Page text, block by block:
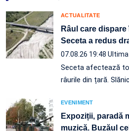
ACTUALITATE
Râul care
Seceta a redus
07.08.26 19:48
Seceta afectează
râurile din țară.
EVENIMENT
Expoziții, paradă
muzică. Buzăul